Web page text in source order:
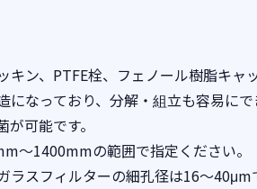
キン、PTFE栓、フェノール樹脂キャ
になっており、分解・組立も容易に
が可能です。
～1400mmの範囲で指定ください。
ラスフィルターの細孔径は16～40μm